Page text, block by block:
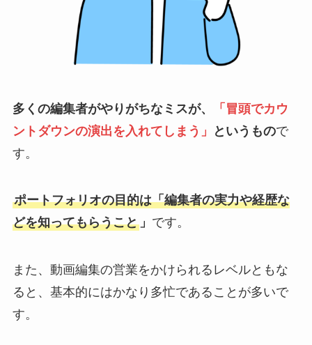
多くの編集者がやりがちなミスが、
「冒頭でカウ
ントダウンの演出を入れてしまう」
というもので
す。
ポートフォリオの目的は「編集者の実力や経歴な
どを知ってもらうこと」 です。
また、動画編集の営業をかけられるレベルともな
ると、基本的にはかなり多忙であることが多いで
す。